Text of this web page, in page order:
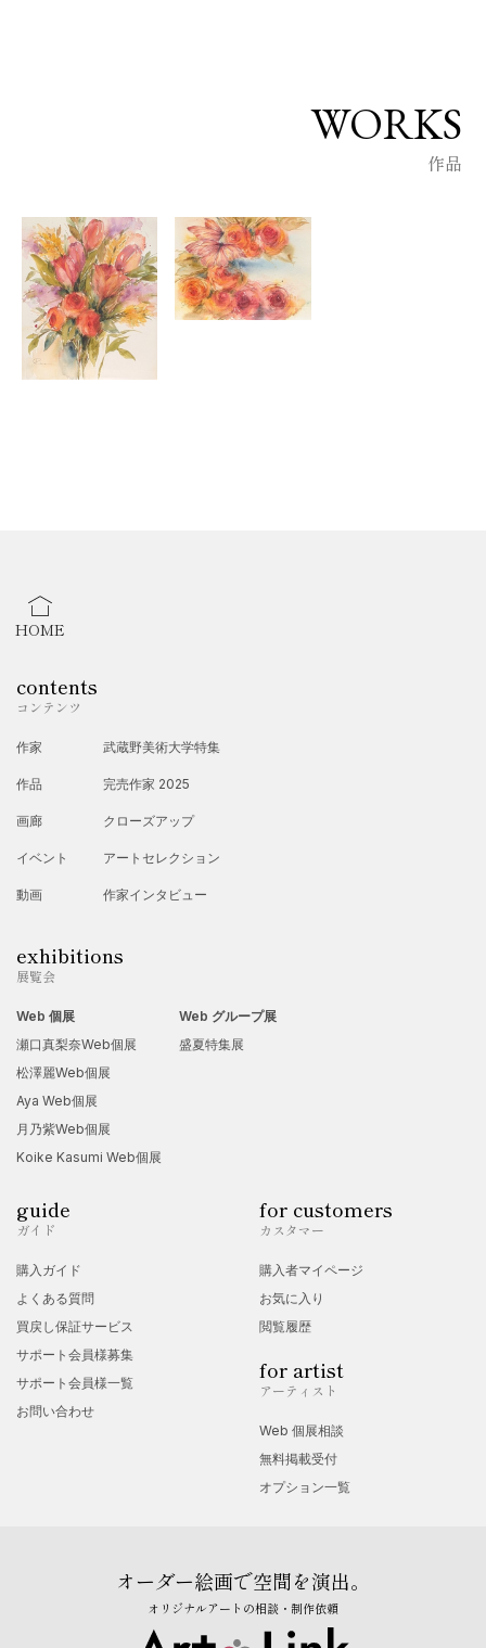
現在は木工品製作をしながら、絵の制作に励んでおります。
WORKS
作品
HOME
contents
コンテンツ
作家
作品
画廊
イベント
動画
武蔵野美術大学特集
完売作家 2025
クローズアップ
アートセレクション
作家インタビュー
exhibitions
展覧会
Web 個展
瀬口真梨奈Web個展
松澤麗Web個展
Aya Web個展
月乃紫Web個展
Koike Kasumi Web個展
Web グループ展
盛夏特集展
guide
ガイド
購入ガイド
よくある質問
買戻し保証サービス
サポート会員様募集
サポート会員様一覧
お問い合わせ
for customers
カスタマー
購入者マイページ
お気に入り
閲覧履歴
for artist
アーティスト
Web 個展相談
無料掲載受付
オプション一覧
オーダー絵画で空間を演出。
オリジナルアートの相談・制作依頼